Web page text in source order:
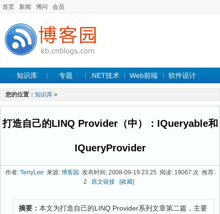
首页 新闻 博问 会员
知识库 专题 .NET技术 Web前端 软件设计
手机开发
最新文章
您的位置： 知识库 »
打造自己的LINQ Provider（中）：IQueryable和
IQueryProvider
作者: TerryLee 来源: 博客园 发布时间: 2008-09-19 23:25 阅读: 19067 次 推荐:
2
原文链接 [收藏]
摘要： 本文为打造自己的LINQ Provider系列文章第二篇，主要